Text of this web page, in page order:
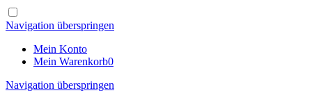
Navigation überspringen
Mein Konto
Mein Warenkorb0
Navigation überspringen